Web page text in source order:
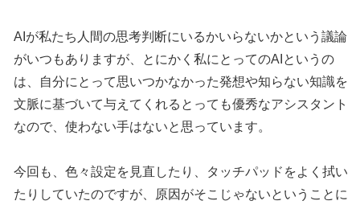
AIが私たち人間の思考判断にいるかいらないかという議論
がいつもありますが、とにかく私にとってのAIというの
は、自分にとって思いつかなかった発想や知らない知識を
文脈に基づいて与えてくれるとっても優秀なアシスタント
なので、使わない手はないと思っています。
今回も、色々設定を見直したり、タッチパッドをよく拭い
たりしていたのですが、原因がそこじゃないということに